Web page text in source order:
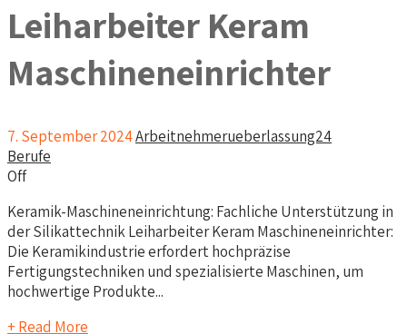
Leiharbeiter Keram
Maschineneinrichter
7. September 2024Arbeitnehmerueberlassung24
Berufe
Off
Keramik-Maschineneinrichtung: Fachliche Unterstützung in
der Silikattechnik Leiharbeiter Keram Maschineneinrichter:
Die Keramikindustrie erfordert hochpräzise
Fertigungstechniken und spezialisierte Maschinen, um
hochwertige Produkte...
+ Read More